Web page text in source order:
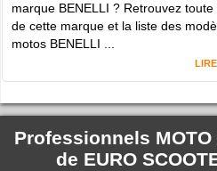
marque BENELLI ? Retrouvez
de cette marque et la liste des
motos BENELLI ...
Professionnels
de EURO